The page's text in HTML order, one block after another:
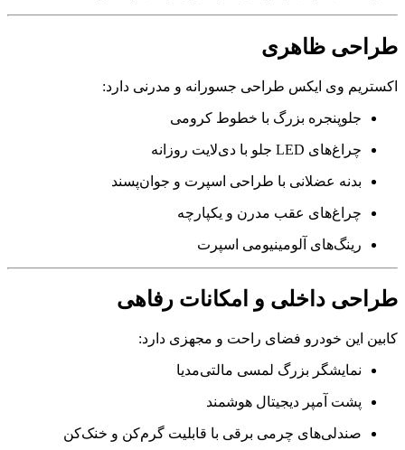
طراحی ظاهری
اکستریم وی ایکس طراحی جسورانه و مدرنی دارد:
جلوپنجره بزرگ با خطوط کرومی
چراغ‌های LED جلو با دی‌لایت روزانه
بدنه عضلانی با طراحی اسپرت و جوان‌پسند
چراغ‌های عقب مدرن و یکپارچه
رینگ‌های آلومینیومی اسپرت
طراحی داخلی و امکانات رفاهی
کابین این خودرو فضای راحت و مجهزی دارد:
نمایشگر بزرگ لمسی مالتی‌مدیا
پشت آمپر دیجیتال هوشمند
صندلی‌های چرمی برقی با قابلیت گرم‌کن و خنک‌کن